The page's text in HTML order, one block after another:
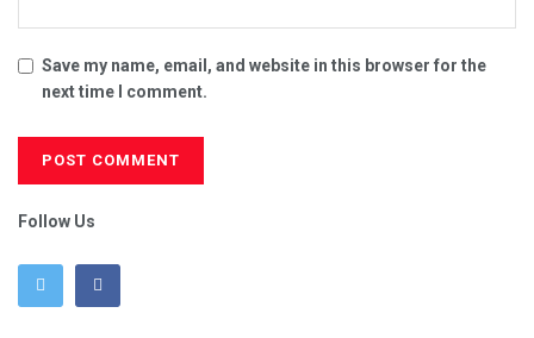
Save my name, email, and website in this browser for the
next time I comment.
Follow Us